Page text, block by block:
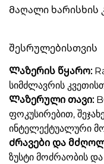
Მაღალი ხარისხის
შესრულებისთვის
Ლაზერის წყარო:
სიმძლავრის
Ლაზერული თავი:
ფოკუსირებით,
ინტელექტუალური
Ძრავები და
ზუსტი მოძრაობის